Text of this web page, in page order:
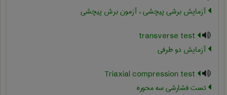
آزمایش برشی پیچشی ، آزمون برش پیچشی
آزمایش دو طرفی
تست فشارشي سه محوره